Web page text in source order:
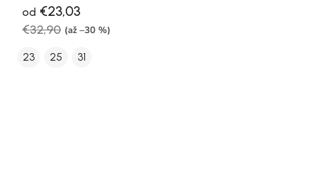
od €23,03
€32,90 (až –30 %)
23 25 31